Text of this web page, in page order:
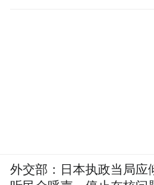
外交部：日本执政当局应